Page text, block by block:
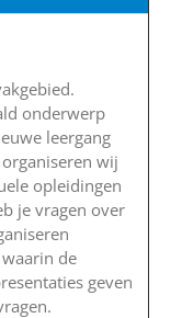
onderwerp
leergang
wij
opleidingen
je vragen over
de
geven